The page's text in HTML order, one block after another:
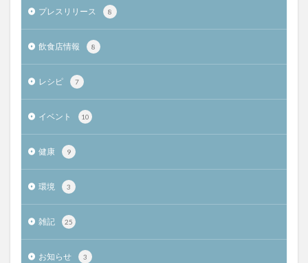
プレスリリース 8
飲食店情報 8
レシピ 7
イベント 10
健康 9
環境 3
雑記 25
お知らせ 3